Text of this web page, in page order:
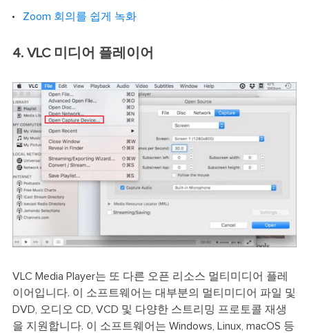
Zoom 회의를 쉽게 녹화
4. VLC 미디어 플레이어
VLC Media Player는 또 다른 오픈 리소스 멀티미디어 플레
이어입니다. 이 소프트웨어는 대부분의 멀티미디어 파일 및
DVD, 오디오 CD, VCD 및 다양한 스트리밍 프로토콜 재생
을 지원합니다. 이 소프트웨어는 Windows, Linux, macOS 등